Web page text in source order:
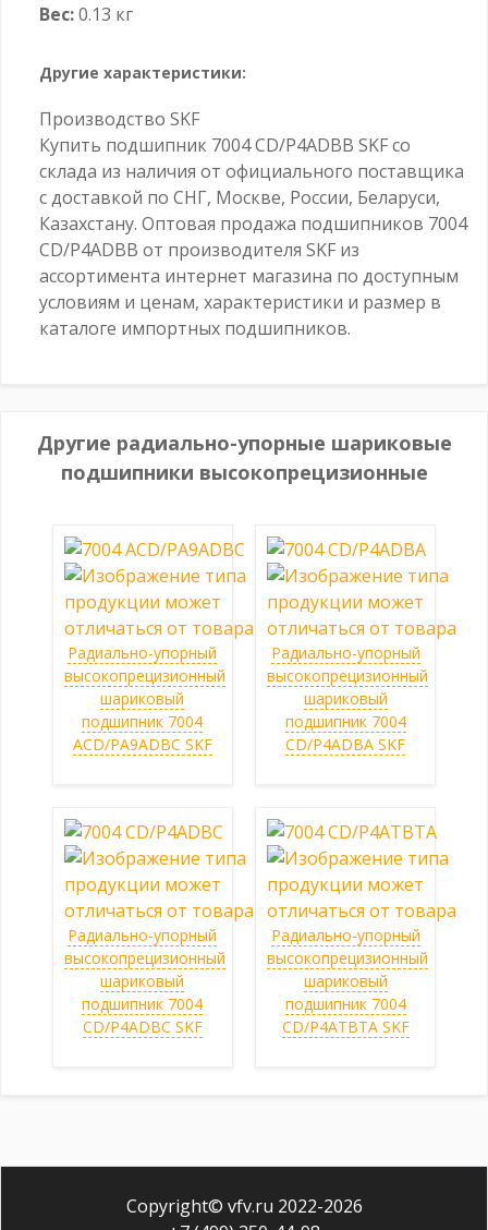
Вес:0.13 кг
Другие характеристики:
Производство SKF
Купить подшипник 7004 CD/P4ADBB SKF со
склада из наличия от официального поставщика
с доставкой по СНГ, Москве, России, Беларуси,
Казахстану. Оптовая продажа подшипников 7004
CD/P4ADBB от производителя SKF из
ассортимента интернет магазина по доступным
условиям и ценам, характеристики и размер в
каталоге импортных подшипников.
Другие радиально-упорные шариковые
подшипники высокопрецизионные
Радиально-упорный
высокопрецизионный
шариковый
подшипник 7004
ACD/PA9ADBC SKF
Радиально-упорный
высокопрецизионный
шариковый
подшипник 7004
CD/P4ADBA SKF
Радиально-упорный
высокопрецизионный
шариковый
подшипник 7004
CD/P4ADBC SKF
Радиально-упорный
высокопрецизионный
шариковый
подшипник 7004
CD/P4ATBTA SKF
Copyright© vfv.ru 2022-2026